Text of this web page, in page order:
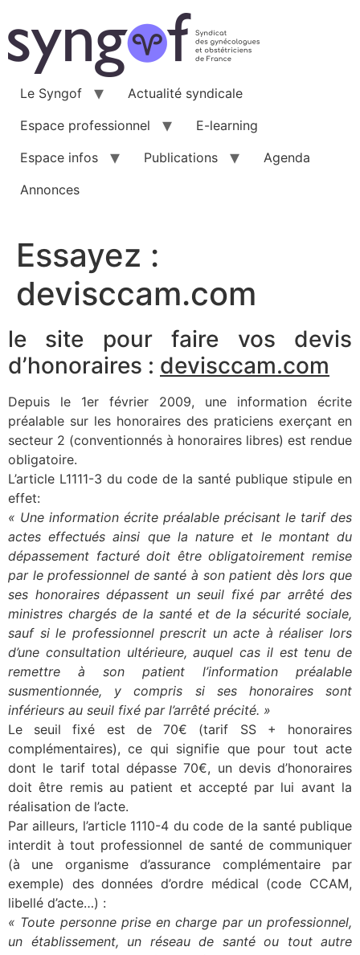
au
contenu
Le Syngof
Actualité syndicale
Espace professionnel
E-learning
Espace infos
Publications
Agenda
Annonces
Essayez :
devisccam.com
le site pour faire vos devis
d’honoraires : devisccam.com
Depuis le 1er février 2009, une information écrite
préalable sur les honoraires des praticiens exerçant en
secteur 2 (conventionnés à honoraires libres) est rendue
obligatoire.
L’article L1111-3 du code de la santé publique stipule en
effet:
« Une information écrite préalable précisant le tarif des
actes effectués ainsi que la nature et le montant du
dépassement facturé doit être obligatoirement remise
par le professionnel de santé à son patient dès lors que
ses honoraires dépassent un seuil fixé par arrêté des
ministres chargés de la santé et de la sécurité sociale,
sauf si le professionnel prescrit un acte à réaliser lors
d’une consultation ultérieure, auquel cas il est tenu de
remettre à son patient l’information préalable
susmentionnée, y compris si ses honoraires sont
inférieurs au seuil fixé par l’arrêté précité. »
Le seuil fixé est de 70€ (tarif SS + honoraires
complémentaires), ce qui signifie que pour tout acte
dont le tarif total dépasse 70€, un devis d’honoraires
doit être remis au patient et accepté par lui avant la
réalisation de l’acte.
Par ailleurs, l’article 1110-4 du code de la santé publique
interdit à tout professionnel de santé de communiquer
(à une organisme d’assurance complémentaire par
exemple) des données d’ordre médical (code CCAM,
libellé d’acte…) :
« Toute personne prise en charge par un professionnel,
un établissement, un réseau de santé ou tout autre